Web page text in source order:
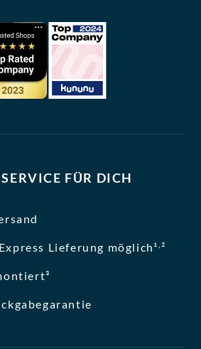
FÜR DICH
Lieferung möglich¹ ,²